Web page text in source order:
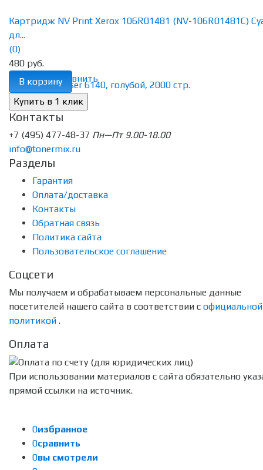
избранное сравнить
Картридж NV Print Xerox 106R01481 (NV-106R01481C)
дл...
(0)
480 руб.
В корзину
Контакты
+7 (495) 477-48-37 Пн—Пт 9.00-18.00
info@tonermix.ru
Разделы
Гарантия
Оплата/доставка
Контакты
Обратная связь
Политика сайта
Пользовательское соглашение
Соцсети
Мы получаем и обрабатываем персональные данные
посетителей нашего сайта в соответствии с официальной
политикой .
Оплата
При использовании материалов с сайта обязательно
прямой ссылки на источник.
0избранное
0сравнить
0вы смотрели